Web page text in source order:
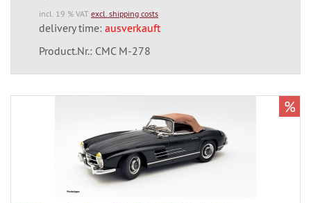
incl. 19 % VAT excl. shipping costs
delivery time: ausverkauft
Product.Nr.: CMC M-278
%